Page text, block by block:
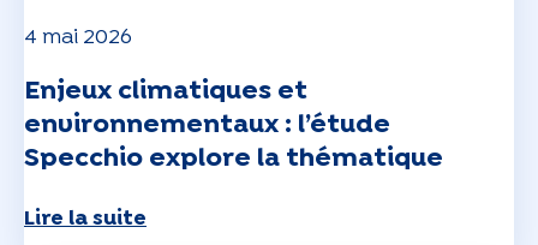
4 mai 2026
Enjeux climatiques et
environnementaux : l’étude
Specchio explore la thématique
Lire la suite